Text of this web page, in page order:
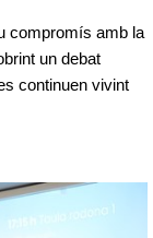
compromís amb la
un debat
continuen vivint